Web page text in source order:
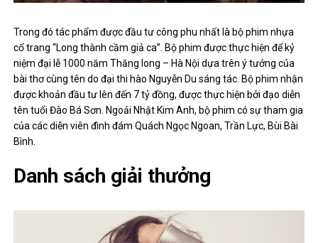
Trong đó tác phẩm được đầu tư công phu nhất là bộ phim nhựa
cổ trang “Long thành cầm giả ca”. Bộ phim được thực hiện để kỷ
niệm đại lễ 1000 năm Thăng long – Hà Nội dựa trên ý tưởng của
bài thơ cùng tên do đại thi hào Nguyễn Du sáng tác. Bộ phim nhận
được khoản đầu tư lên đến 7 tỷ đồng, được thực hiện bởi đạo diễn
tên tuổi Đào Bá Sơn. Ngoải Nhật Kim Anh, bộ phim có sự tham gia
của các diễn viên đình đám Quách Ngọc Ngoan, Trần Lực, Bùi Bài
Bình.
Danh sách giải thưởng